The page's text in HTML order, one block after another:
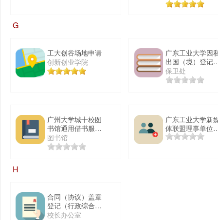
G
工大创谷场地申请
创新创业学院
广东工业大学因
出国（境）登记
案人员申请表
保卫处
广州大学城十校图
书馆通用借书服务
申请
图书馆
广东工业大学新
体联盟理事单位
请
H
合同（协议）盖章
登记（行政综合
类）
校长办公室